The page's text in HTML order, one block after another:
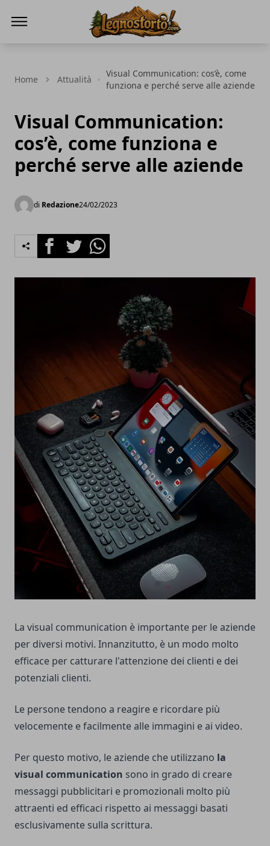
Home Attualità
Visual Communication: cos’è, come
funziona e perché serve alle aziende
Visual Communication:
cos’è, come funziona e
perché serve alle aziende
di Redazione24/02/2023
FacebookTwitterWhatsapp
La visual communication è importante per le aziende
per diversi motivi. Innanzitutto, è un modo molto
efficace per catturare l'attenzione dei clienti e dei
potenziali clienti.
Le persone tendono a reagire e ricordare più
velocemente e facilmente alle immagini e ai video.
Per questo motivo, le aziende che utilizzano la
visual communication sono in grado di creare
messaggi pubblicitari e promozionali molto più
attraenti ed efficaci rispetto ai messaggi basati
esclusivamente sulla scrittura.